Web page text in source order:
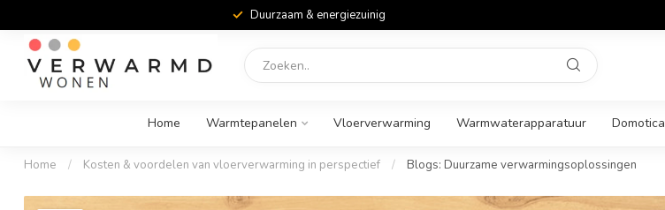
Duurzaam & energiezuinig
Home Warmtepanelen Vloerverwarming Warmwaterapparatuur Domotica
Home / Kosten & voordelen van vloerverwarming in perspectief / Blogs: Duurzame verwarmingsoplossingen